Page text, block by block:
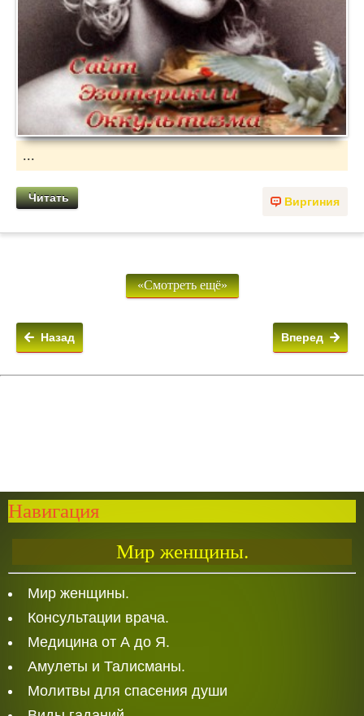
...
Виргиния
Читать
«Смотреть ещё»
Вперед
Назад
Навигация
Мир женщины.
Мир женщины.
Консультации врача.
Медицина от А до Я.
Амулеты и Талисманы.
Молитвы для спасения души